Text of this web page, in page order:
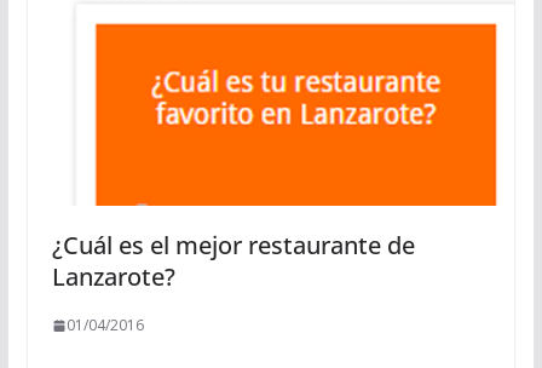
¿Cuál es el mejor restaurante de
Lanzarote?
01/04/2016